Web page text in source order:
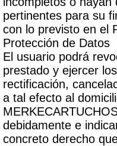
pertinentes para su
con lo previsto en el
Protección de Datos
El usuario podrá
prestado y ejercer
rectificación,
a tal efecto al
debidamente e
concreto derecho